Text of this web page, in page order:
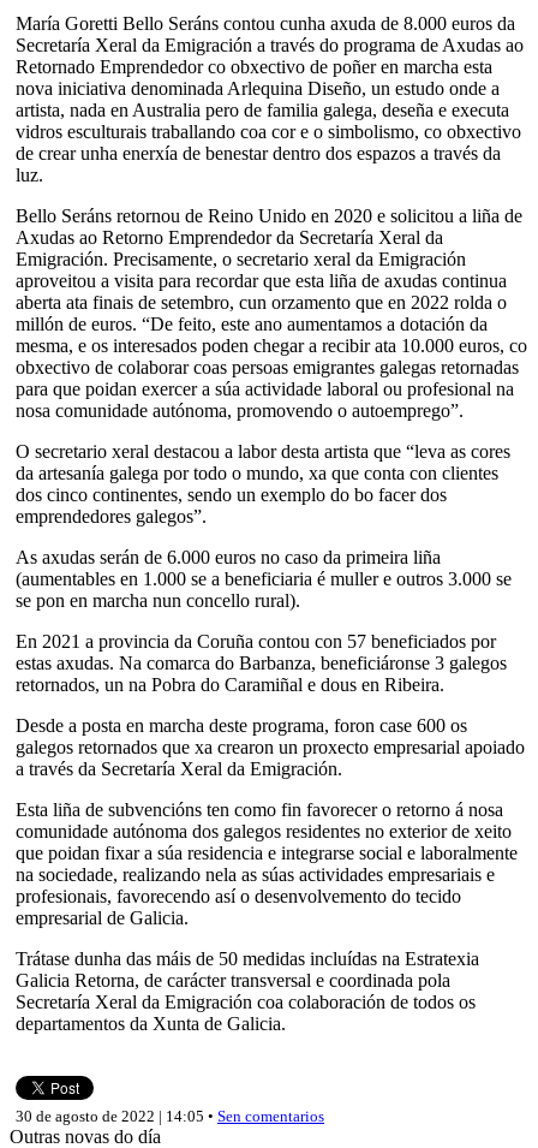
María Goretti Bello Seráns contou cunha axuda de 8.000 euros da
Secretaría Xeral da Emigración a través do programa de Axudas ao
Retornado Emprendedor co obxectivo de poñer en marcha esta
nova iniciativa denominada Arlequina Diseño, un estudo onde a
artista, nada en Australia pero de familia galega, deseña e executa
vidros esculturais traballando coa cor e o simbolismo, co obxectivo
de crear unha enerxía de benestar dentro dos espazos a través da
luz.
Bello Seráns retornou de Reino Unido en 2020 e solicitou a liña de
Axudas ao Retorno Emprendedor da Secretaría Xeral da
Emigración. Precisamente, o secretario xeral da Emigración
aproveitou a visita para recordar que esta liña de axudas continua
aberta ata finais de setembro, cun orzamento que en 2022 rolda o
millón de euros. “De feito, este ano aumentamos a dotación da
mesma, e os interesados poden chegar a recibir ata 10.000 euros, co
obxectivo de colaborar coas persoas emigrantes galegas retornadas
para que poidan exercer a súa actividade laboral ou profesional na
nosa comunidade autónoma, promovendo o autoemprego”.
O secretario xeral destacou a labor desta artista que “leva as cores
da artesanía galega por todo o mundo, xa que conta con clientes
dos cinco continentes, sendo un exemplo do bo facer dos
emprendedores galegos”.
As axudas serán de 6.000 euros no caso da primeira liña
(aumentables en 1.000 se a beneficiaria é muller e outros 3.000 se
se pon en marcha nun concello rural).
En 2021 a provincia da Coruña contou con 57 beneficiados por
estas axudas. Na comarca do Barbanza, beneficiáronse 3 galegos
retornados, un na Pobra do Caramiñal e dous en Ribeira.
Desde a posta en marcha deste programa, foron case 600 os
galegos retornados que xa crearon un proxecto empresarial apoiado
a través da Secretaría Xeral da Emigración.
Esta liña de subvencións ten como fin favorecer o retorno á nosa
comunidade autónoma dos galegos residentes no exterior de xeito
que poidan fixar a súa residencia e integrarse social e laboralmente
na sociedade, realizando nela as súas actividades empresariais e
profesionais, favorecendo así o desenvolvemento do tecido
empresarial de Galicia.
Trátase dunha das máis de 50 medidas incluídas na Estratexia
Galicia Retorna, de carácter transversal e coordinada pola
Secretaría Xeral da Emigración coa colaboración de todos os
departamentos da Xunta de Galicia.
30 de agosto de 2022 | 14:05 • Sen comentarios
Outras novas do día